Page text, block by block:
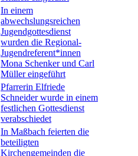
In einem
abwechslungsreichen
Jugendgottesdienst
wurden die Regional-
Jugendreferent*innen
Mona Schenker und Carl
Müller eingeführt
Pfarrerin Elfriede
Schneider wurde in einem
festlichen Gottesdienst
verabschiedet
In Maßbach feierten die
beteiligten
Kirchengemeinden die